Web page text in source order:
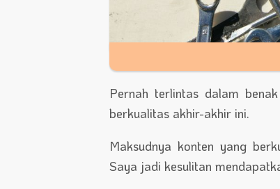
Pernah terlintas dalam
berkualitas akhir-akhir ini.
Maksudnya konten yang
Saya jadi kesulitan